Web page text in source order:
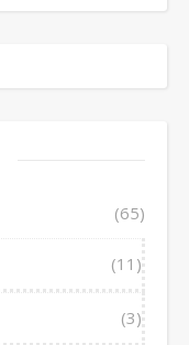
(65)
(11)
(3)